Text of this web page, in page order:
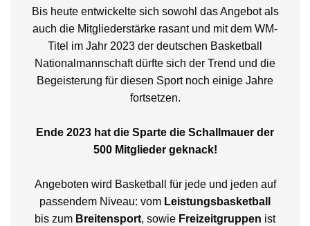
Bis heute entwickelte sich sowohl das Angebot als
auch die Mitgliederstärke rasant und mit dem WM-
Titel im Jahr 2023 der deutschen Basketball
Nationalmannschaft dürfte sich der Trend und die
Begeisterung für diesen Sport noch einige Jahre
fortsetzen.
Ende 2023 hat die Sparte die Schallmauer der
500 Mitglieder geknack!
Angeboten wird Basketball für jede und jeden auf
passendem Niveau: vom Leistungsbasketball
bis zum Breitensport, sowie Freizeitgruppen ist